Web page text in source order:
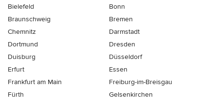
Bielefeld
Bonn
Braunschweig
Bremen
Chemnitz
Darmstadt
Dortmund
Dresden
Duisburg
Düsseldorf
Erfurt
Essen
Frankfurt am Main
Freiburg-im-Breisgau
Fürth
Gelsenkirchen